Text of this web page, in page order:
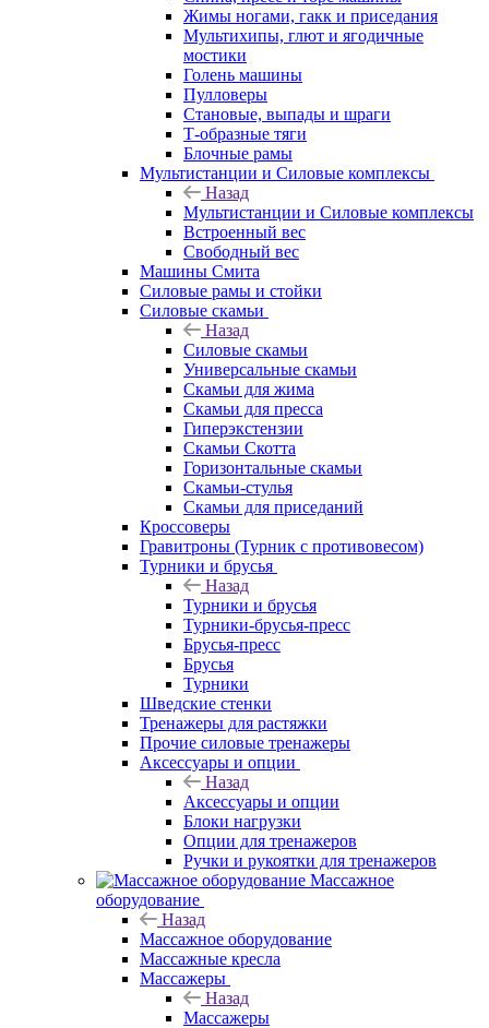
Жимы ногами, гакк и приседания
Мультихипы, глют и ягодичные
мостики
Голень машины
Пулловеры
Становые, выпады и шраги
Т-образные тяги
Блочные рамы
Мультистанции и Силовые комплексы
Назад
Мультистанции и Силовые комплексы
Встроенный вес
Свободный вес
Машины Смита
Силовые рамы и стойки
Силовые скамьи
Назад
Силовые скамьи
Универсальные скамьи
Скамьи для жима
Скамьи для пресса
Гиперэкстензии
Скамьи Скотта
Горизонтальные скамьи
Скамьи-стулья
Скамьи для приседаний
Кроссоверы
Гравитроны (Турник с противовесом)
Турники и брусья
Назад
Турники и брусья
Турники-брусья-пресс
Брусья-пресс
Брусья
Турники
Шведские стенки
Тренажеры для растяжки
Прочие силовые тренажеры
Аксессуары и опции
Назад
Аксессуары и опции
Блоки нагрузки
Опции для тренажеров
Ручки и рукоятки для тренажеров
Массажное
оборудование
Назад
Массажное оборудование
Массажные кресла
Массажеры
Назад
Массажеры